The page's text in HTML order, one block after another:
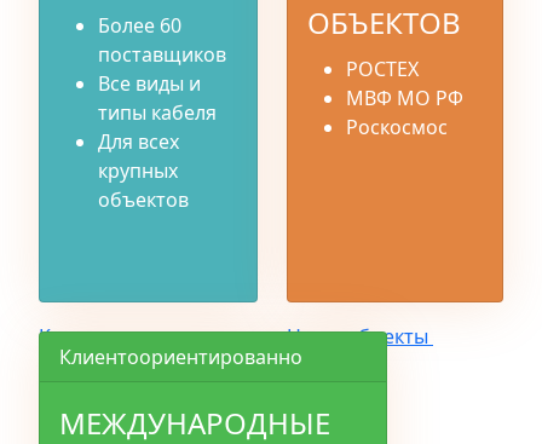
Более 60
поставщиков
Все виды и
типы кабеля
Для всех
крупных
объектов
Каталог
ОБЪЕКТОВ
РОСТЕХ
МВФ МО РФ
Роскосмос
Наши объекты
Клиентоориентированно
МЕЖДУНАРОДНЫЕ